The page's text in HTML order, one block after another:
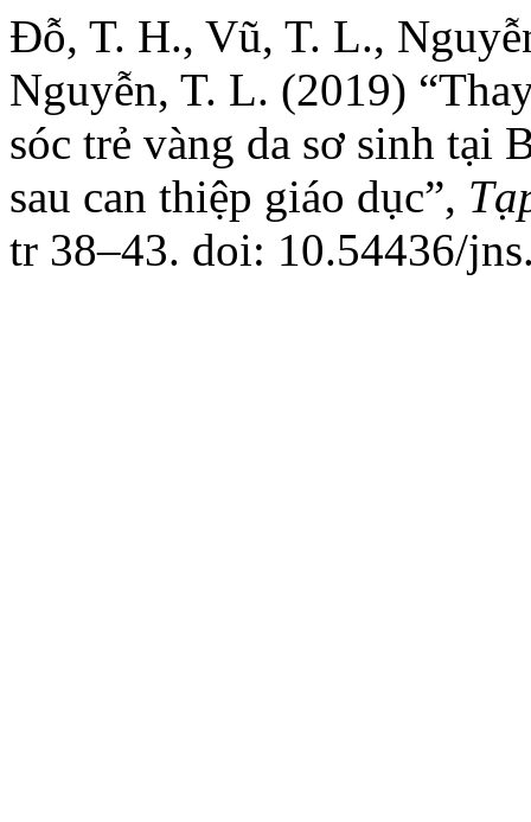
Đỗ, T. H., Vũ, T. L.,
Nguyễn, T. L. (2019)
sóc trẻ vàng da sơ sinh tại
sau can thiệp giáo dục”,
tr 38–43. doi: 10.54436/